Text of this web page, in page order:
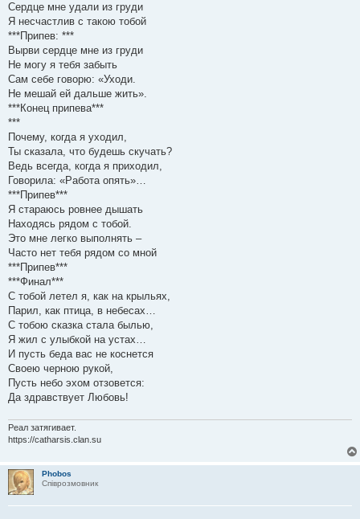
н
я
Сердце мне удали из груди
Я несчастлив с такою тобой
***Припев: ***
Вырви сердце мне из груди
Не могу я тебя забыть
Сам себе говорю: «Уходи.
Не мешай ей дальше жить».
***Конец припева***
***
Почему, когда я уходил,
Ты сказала, что будешь скучать?
Ведь всегда, когда я приходил,
Говорила: «Работа опять»…
***Припев***
Я стараюсь ровнее дышать
Находясь рядом с тобой.
Это мне легко выполнять –
Часто нет тебя рядом со мной
***Припев***
***Финал***
С тобой летел я, как на крыльях,
Парил, как птица, в небесах…
С тобою сказка стала былью,
Я жил с улыбкой на устах…
И пусть беда вас не коснется
Своею черною рукой,
Пусть небо эхом отзовется:
Да здравствует Любовь!
Реал затягивает.
https://catharsis.clan.su
Phobos
Співрозмовник